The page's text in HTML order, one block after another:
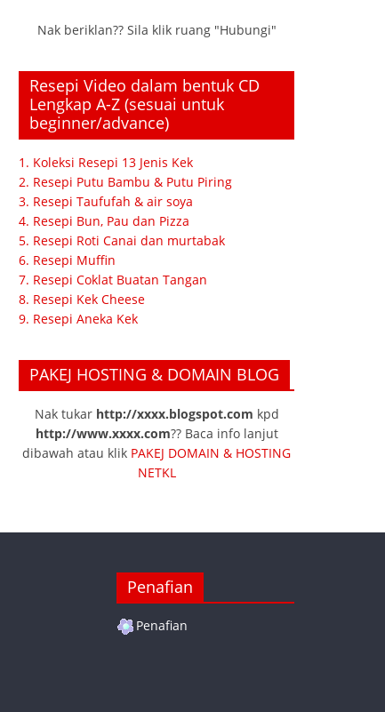
Nak beriklan?? Sila klik ruang "Hubungi"
Resepi Video dalam bentuk CD
Lengkap A-Z (sesuai untuk
beginner/advance)
1. Koleksi Resepi 13 Jenis Kek
2. Resepi Putu Bambu & Putu Piring
3. Resepi Taufufah & air soya
4. Resepi Bun, Pau dan Pizza
5. Resepi Roti Canai dan murtabak
6. Resepi Muffin
7. Resepi Coklat Buatan Tangan
8. Resepi Kek Cheese
9. Resepi Aneka Kek
PAKEJ HOSTING & DOMAIN BLOG
Nak tukar http://xxxx.blogspot.com kpd
http://www.xxxx.com?? Baca info lanjut
dibawah atau klik PAKEJ DOMAIN & HOSTING
NETKL
Penafian
Penafian